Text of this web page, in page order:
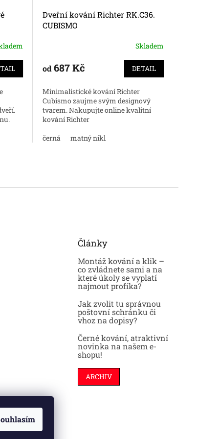
Dveřní kování Richter RK.C36.
CUBISMO
produktu
je
z
5
hvězdiček.
Skladem
od687 Kč DETAIL
Minimalistické kování Richter
Cubismo zaujme svým designový
tvarem. Nakupujte online kvalitní
kování Richter
černá
matný nikl
Články
Montáž kování a klik –
co zvládnete sami a na
které úkoly se vyplatí
najmout profíka?
Jak zvolit tu správnou
poštovní schránku či
vhoz na dopisy?
Černé kování, atraktivní
novinka na našem e-
shopu!
ARCHIV